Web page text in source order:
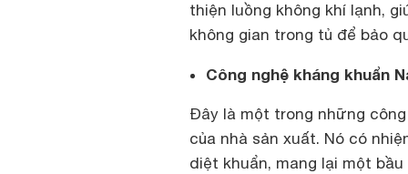
thiện luồng không khí lạnh,
không gian trong tủ để bảo
Công nghệ kháng khuẩn
Đây là một trong những
của nhà sản xuất. Nó có
diệt khuẩn, mang lại một